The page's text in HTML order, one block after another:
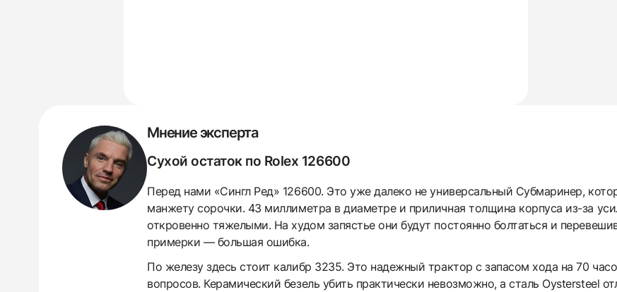
Мнение эксперта
Сухой остаток по Rolex 126600
Перед нами «Сингл Ред» 126600. Это уже далеко не универсальный Субмаринер,
манжету сорочки. 43 миллиметра в диаметре и приличная толщина корпуса из-за
откровенно тяжелыми. На худом запястье они будут постоянно болтаться и
примерки — большая ошибка.
По железу здесь стоит калибр 3235. Это надежный трактор с запасом хода на 70
вопросов. Керамический безель убить практически невозможно, а сталь Oystersteel